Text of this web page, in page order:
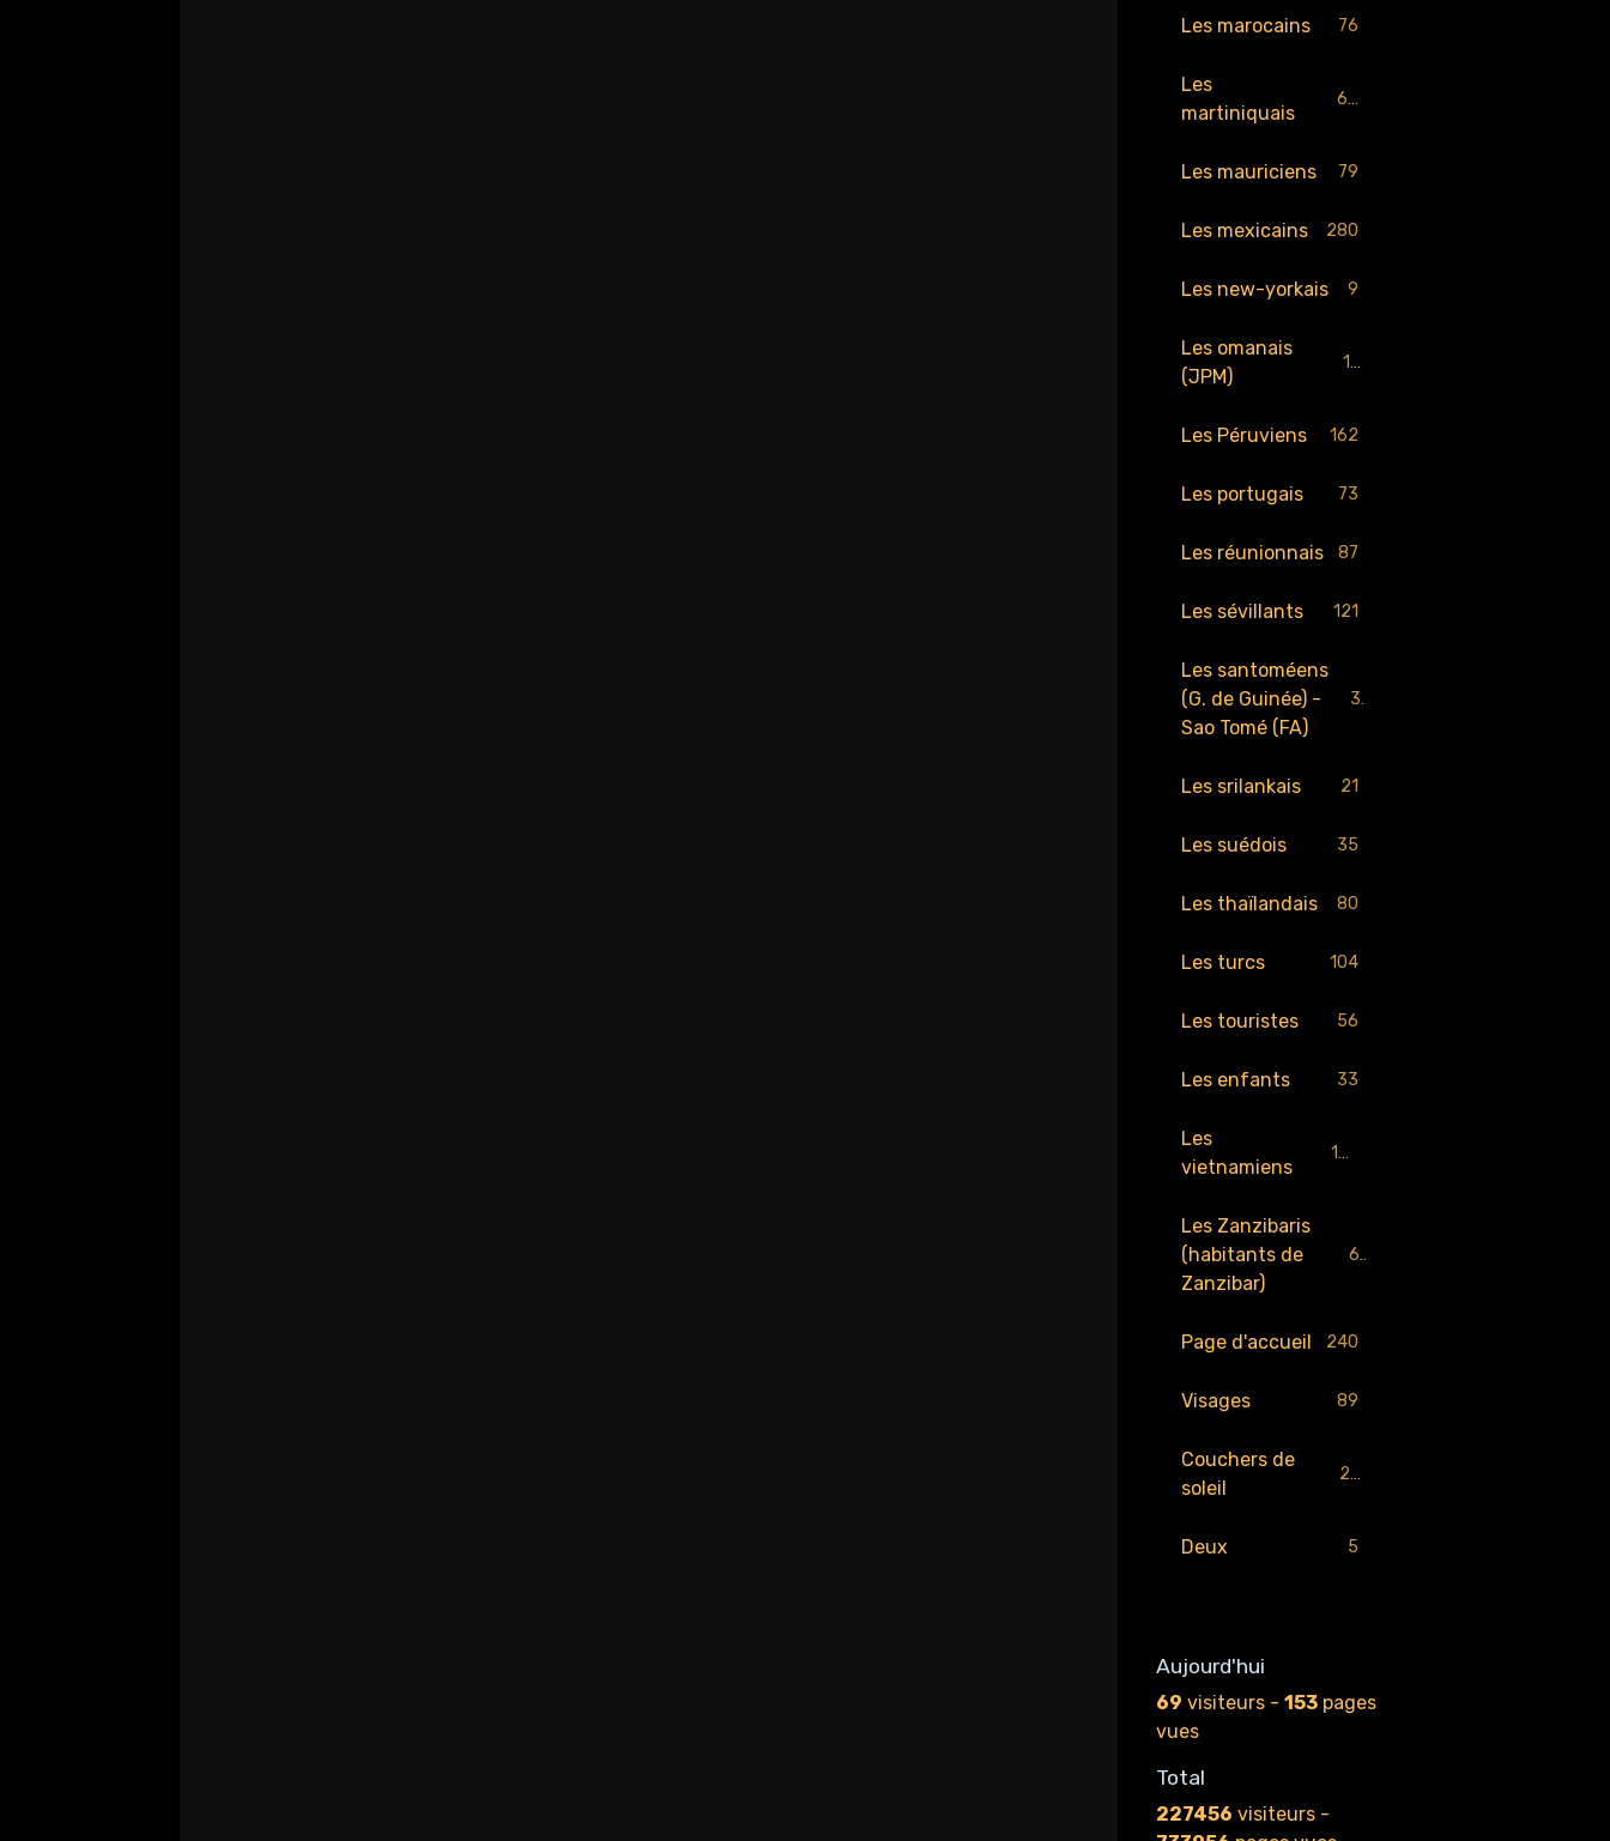
Les marocains 76
Les
martiniquais
65
Les mauriciens 79
Les mexicains 280
Les new-yorkais 9
Les omanais
(JPM)
17
Les Péruviens 162
Les portugais 73
Les réunionnais 87
Les sévillants 121
Les santoméens
(G. de Guinée) -
Sao Tomé (FA)
34
Les srilankais 21
Les suédois 35
Les thaïlandais 80
Les turcs 104
Les touristes 56
Les enfants 33
Les
vietnamiens
189
Les Zanzibaris
(habitants de
Zanzibar)
67
Page d'accueil 240
Visages 89
Couchers de
soleil
29
Deux 5
Aujourd'hui
69 visiteurs - 153pages
vues
Total
227456 visiteurs -